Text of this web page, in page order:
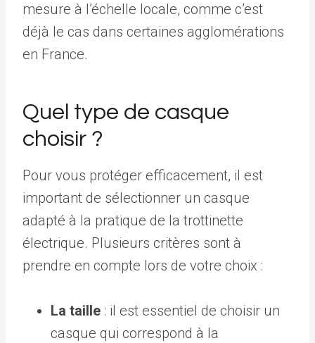
mesure à l’échelle locale, comme c’est
déjà le cas dans certaines agglomérations
en France.
Quel type de casque
choisir ?
Pour vous protéger efficacement, il est
important de sélectionner un casque
adapté à la pratique de la trottinette
électrique. Plusieurs critères sont à
prendre en compte lors de votre choix :
La taille : il est essentiel de choisir un
casque qui correspond à la